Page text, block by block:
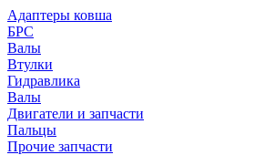
Адаптеры ковша
БРС
Валы
Втулки
Гидравлика
Валы
Двигатели и запчасти
Пальцы
Прочие запчасти